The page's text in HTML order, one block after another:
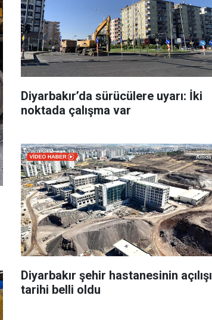
Diyarbakır’da sürücülere uyarı: İki
noktada çalışma var
Diyarbakır şehir hastanesinin açılışı
tarihi belli oldu